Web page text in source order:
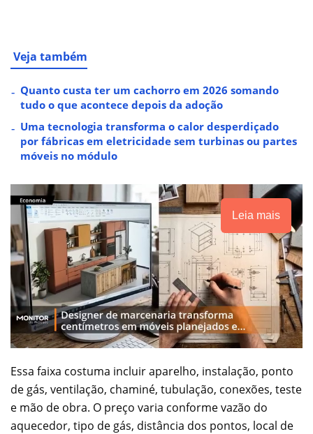
Veja também
Quanto custa ter um cachorro em 2026 somando
tudo o que acontece depois da adoção
Uma tecnologia transforma o calor desperdiçado
por fábricas em eletricidade sem turbinas ou partes
móveis no módulo
Leia mais
Essa faixa costuma incluir aparelho, instalação, ponto
de gás, ventilação, chaminé, tubulação, conexões, teste
e mão de obra. O preço varia conforme vazão do
aquecedor, tipo de gás, distância dos pontos, local de